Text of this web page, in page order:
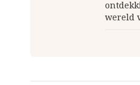
wereld